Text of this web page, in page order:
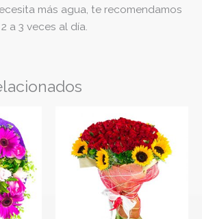
más agua, te recomendamos
a 3 veces al día.